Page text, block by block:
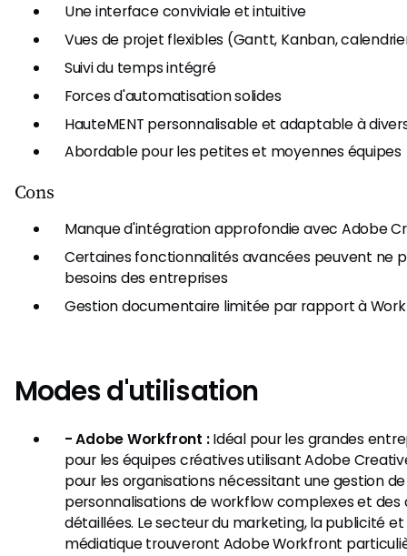
Une interface conviviale et intuitive
Vues de projet flexibles (Gantt, Kanban,
Suivi du temps intégré
Forces d'automatisation solides
HauteMENT personnalisable et adaptable à
Abordable pour les petites et moyennes équipes
Cons
Manque d'intégration approfondie avec Adobe
Certaines fonctionnalités avancées peuvent ne
besoins des entreprises
Gestion documentaire limitée par rapport à
Modes d'utilisation
- Adobe Workfront :Idéal pour les grandes
pour les équipes créatives utilisant Adobe
pour les organisations nécessitant une gestion
personnalisations de workflow complexes et
détaillées. Le secteur du marketing, la publicité
médiatique trouveront Adobe Workfront